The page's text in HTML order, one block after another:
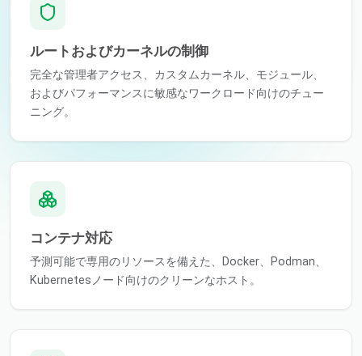
ルートおよびカーネルの制御
完全な管理者アクセス、カスタムカーネル、モジュール、
およびパフォーマンスに敏感なワークロード向けのチュー
ニング。
コンテナ対応
予測可能で専用のリソースを備えた、Docker、Podman、
Kubernetesノード向けのクリーンなホスト。